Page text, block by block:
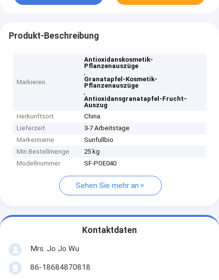
Produkt-Beschreibung
Markieren
Antioxidanskosmetik-
Pflanzenauszüge
,
Granatapfel-Kosmetik-
Pflanzenauszüge
,
Antioxidansgranatapfel-Frucht-
Auszug
Herkunftsort
China
Lieferzeit
3-7 Arbeitstage
Markenname
Sunfullbio
Min Bestellmenge
25 kg
Modellnummer
SF-POE040
Sehen Sie mehr an
Kontaktdaten
Mrs. Jo Jo Wu
86-18684870818